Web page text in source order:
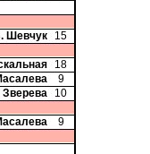
Шевчук
15
18
9
Зверева
10
9